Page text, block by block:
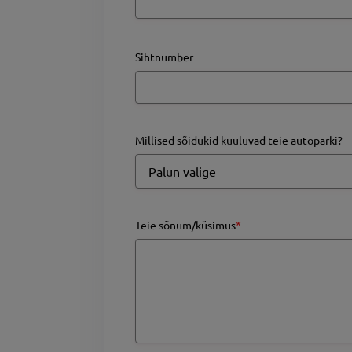
Sihtnumber
Millised sõidukid kuuluvad teie autoparki?
Teie sõnum/küsimus*